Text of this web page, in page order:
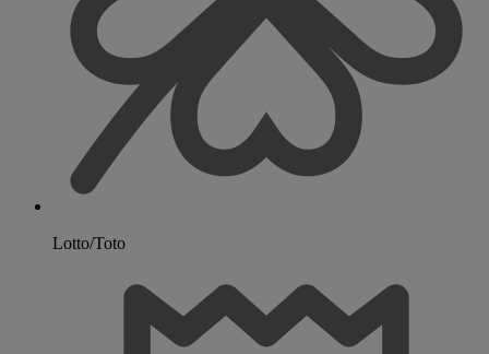
Lotto/Toto